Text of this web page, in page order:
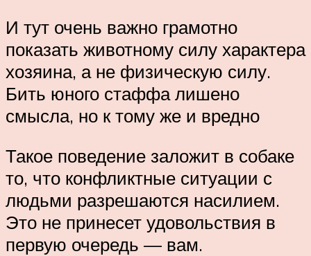
И тут очень важно грамотно
показать животному силу характера
хозяина, а не физическую силу.
Бить юного стаффа лишено
смысла, но к тому же и вредно
Такое поведение заложит в собаке
то, что конфликтные ситуации с
людьми разрешаются насилием.
Это не принесет удовольствия в
первую очередь — вам.